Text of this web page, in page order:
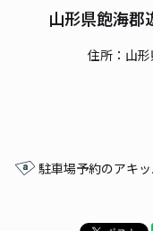
山形県飽海郡
住所：山
駐車場予約のアキ